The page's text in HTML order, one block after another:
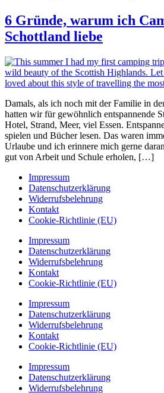
6 Gründe, warum ich
Schottland liebe
Damals, als ich noch mit der Familie in
hatten wir für gewöhnlich entspannende
Hotel, Strand, Meer, viel Essen.
spielen und Bücher lesen. Das waren
Urlaube und ich erinnere mich gerne
gut von Arbeit und Schule erholen, […]
Impressum
Datenschutzerklärung
Widerrufsbelehrung
Kontakt
Cookie-Richtlinie (EU)
Impressum
Datenschutzerklärung
Widerrufsbelehrung
Kontakt
Cookie-Richtlinie (EU)
Impressum
Datenschutzerklärung
Widerrufsbelehrung
Kontakt
Cookie-Richtlinie (EU)
Impressum
Datenschutzerklärung
Widerrufsbelehrung